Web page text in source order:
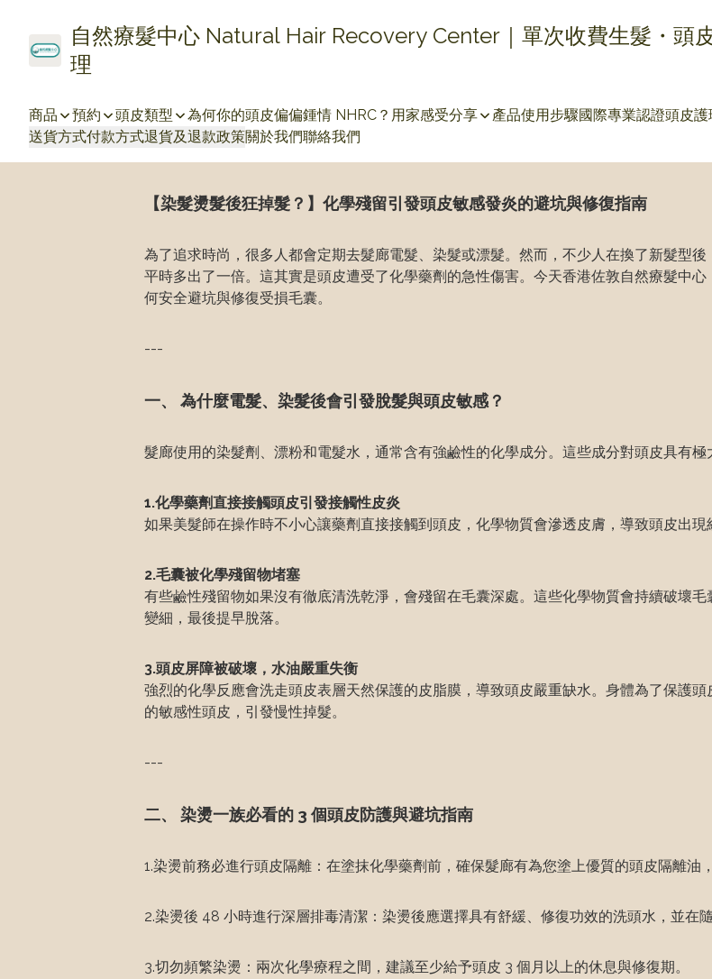
自然療髮中心 Natural Hair Recovery Center｜單次收費生髮・頭
理
商品 預約 頭皮類型 為何你的頭皮偏偏鍾情 NHRC？ 用家感受分享 產品使用步驟國際專業認證頭皮護
送貨方式付款方式退貨及退款政策關於我們聯絡我們
【染髮燙髮後狂掉髮？】化學殘留引發頭皮敏感發炎的避坑與修復指南
為了追求時尚，很多人都會定期去髮廊電髮、染髮或漂髮。然而，不少人在換了新髮型
平時多出了一倍。這其實是頭皮遭受了化學藥劑的急性傷害。今天香港佐敦自然療髮中
何安全避坑與修復受損毛囊。
---
一、 為什麼電髮、染髮後會引發脫髮與頭皮敏感？
髮廊使用的染髮劑、漂粉和電髮水，通常含有強鹼性的化學成分。這些成分對頭皮具有極
1.化學藥劑直接接觸頭皮引發接觸性皮炎
如果美髮師在操作時不小心讓藥劑直接接觸到頭皮，化學物質會滲透皮膚，導致頭皮出
2.毛囊被化學殘留物堵塞
有些鹼性殘留物如果沒有徹底清洗乾淨，會殘留在毛囊深處。這些化學物質會持續破壞
變細，最後提早脫落。
3.頭皮屏障被破壞，水油嚴重失衡
強烈的化學反應會洗走頭皮表層天然保護的皮脂膜，導致頭皮嚴重缺水。身體為了保護
的敏感性頭皮，引發慢性掉髮。
---
二、 染燙一族必看的 3 個頭皮防護與避坑指南
1.染燙前務必進行頭皮隔離：在塗抹化學藥劑前，確保髮廊有為您塗上優質的頭皮隔離油
2.染燙後 48 小時進行深層排毒清潔：染燙後應選擇具有舒緩、修復功效的洗頭水，並在
3.切勿頻繁染燙：兩次化學療程之間，建議至少給予頭皮 3 個月以上的休息與修復期。